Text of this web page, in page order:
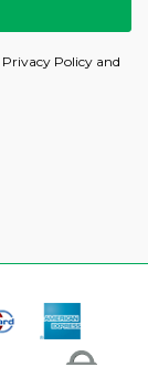
Privacy Policy and